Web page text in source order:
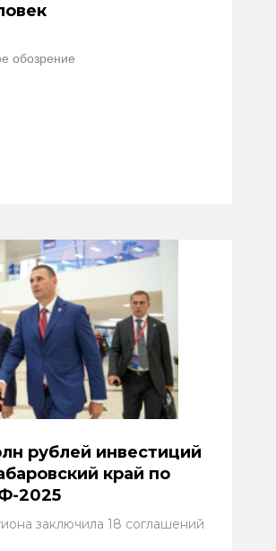
обозрение
рублей инвестиций
край по
2025
заключила 18 соглашений